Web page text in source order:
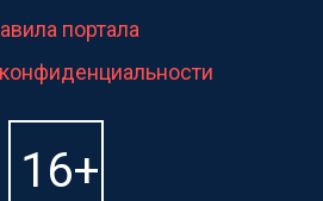
портала